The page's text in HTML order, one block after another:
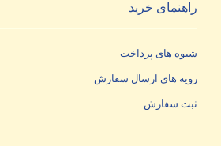
راهنمای خرید
شیوه های پرداخت
رویه های ارسال سفارش
ثبت سفارش